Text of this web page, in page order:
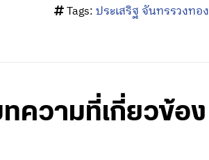
Tags:ประเสริฐ จันทรรวงทอง
ความที่เกี่ยวข้อง